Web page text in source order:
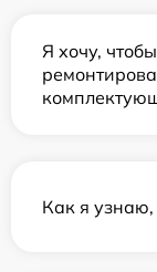
Я хочу,
Как я узнаю,